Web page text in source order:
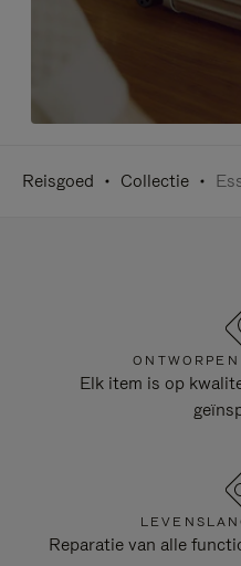
Reisgoed Collectie
Elk item is op
Reparatie van alle